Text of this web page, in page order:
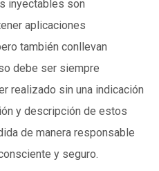
inyectables son
aplicaciones
también conllevan
debe ser siempre
realizado sin una indicación
y descripción de estos
de manera responsable
y seguro.